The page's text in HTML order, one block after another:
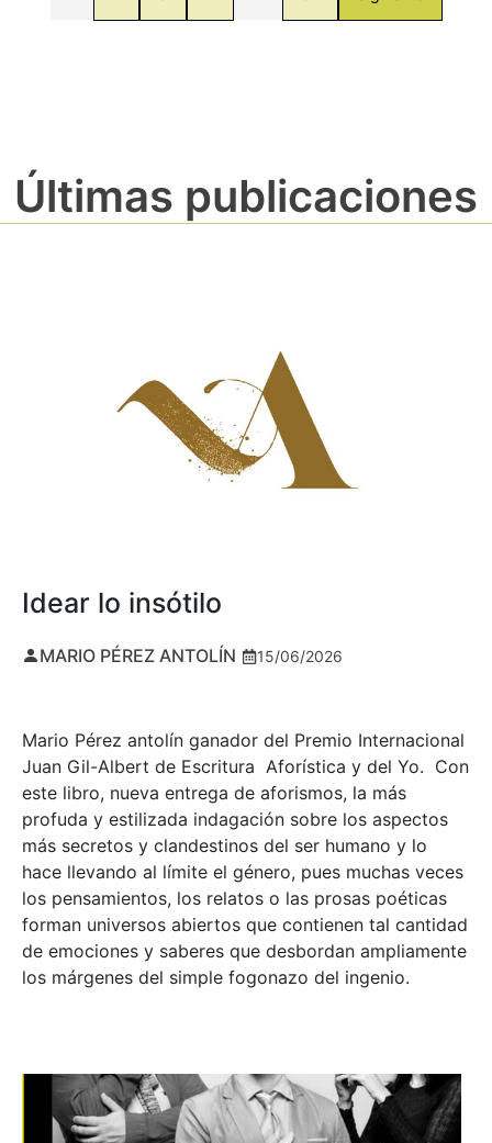
Últimas publicaciones
Idear lo insótilo
MARIO PÉREZ ANTOLÍN 15/06/2026
Mario Pérez antolín ganador del Premio Internacional
Juan Gil-Albert de Escritura Aforística y del Yo. Con
este libro, nueva entrega de aforismos, la más
profuda y estilizada indagación sobre los aspectos
más secretos y clandestinos del ser humano y lo
hace llevando al límite el género, pues muchas veces
los pensamientos, los relatos o las prosas poéticas
forman universos abiertos que contienen tal cantidad
de emociones y saberes que desbordan ampliamente
los márgenes del simple fogonazo del ingenio.